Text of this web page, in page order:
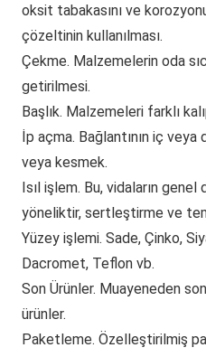
oksit tabakasını ve
çözeltinin kullanılması.
Çekme. Malzemelerin oda
getirilmesi.
Başlık. Malzemeleri farklı
İp açma. Bağlantının iç veya
veya kesmek.
Isıl işlem. Bu, vidaların genel
yöneliktir, sertleştirme ve
Yüzey işlemi. Sade, Çinko,
Dacromet, Teflon vb.
Son Ürünler. Muayeneden
ürünler.
Paketleme. Özelleştirilmiş